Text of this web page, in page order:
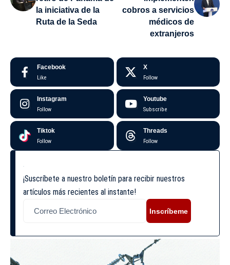
la iniciativa de la
Ruta de la Seda
cobros a servicios
médicos de
extranjeros
Facebook
Like
X
Follow
Instagram
Follow
Youtube
Subscribe
Tiktok
Follow
Threads
Follow
¡Suscríbete a nuestro boletín para recibir nuestros
artículos más recientes al instante!
Inscríbeme